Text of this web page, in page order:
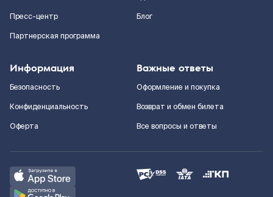
Пресс-центр
Партнерская программа
Блог
Информация
Безопасность
Конфиденциальность
Оферта
Важные ответы
Оформление и покупка
Возврат и обмен билета
Все вопросы и ответы